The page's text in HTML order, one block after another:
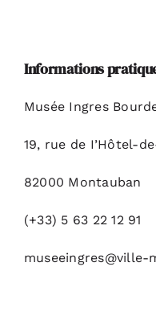
Informations
Musée Ingres
19, rue de I’Hôtel-
82000 Montauban
(+33) 5 63 22 12 91
museeingres@ville-